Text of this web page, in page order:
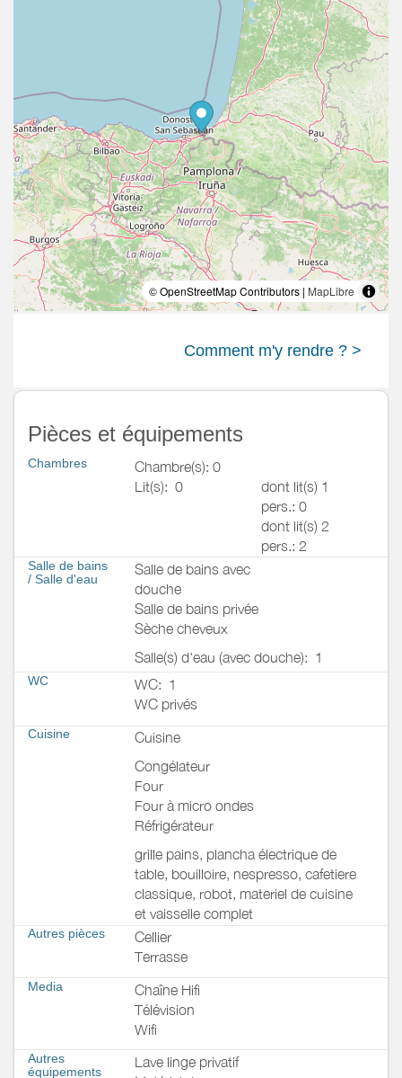
© OpenStreetMap Contributors | MapLibre
Comment m'y rendre ? >
Pièces et équipements
Chambres
Chambre(s): 0
Lit(s): 0
dont lit(s) 1
pers.: 0
dont lit(s) 2
pers.: 2
Salle de bains
/ Salle d'eau
Salle de bains avec
douche
Salle de bains privée
Sèche cheveux
Salle(s) d'eau (avec douche): 1
WC WC: 1
WC privés
Cuisine
Cuisine
Congélateur
Four
Four à micro ondes
Réfrigérateur
grille pains, plancha électrique de
table, bouilloire, nespresso, cafetiere
classique, robot, materiel de cuisine
et vaisselle complet
Autres pièces
Cellier
Terrasse
Media
Chaîne Hifi
Télévision
Wifi
Autres
équipements
Lave linge privatif